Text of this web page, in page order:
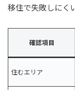
移住で失敗しにく
確認項目
住むエリア